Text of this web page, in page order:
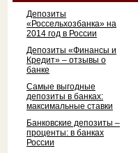
Депозиты
«Россельхозбанка» на
2014 год в России
Депозиты «Финансы и
Кредит» – отзывы о
банке
Самые выгодные
депозиты в банках:
максимальные ставки
Банковские депозиты –
проценты: в банках
России